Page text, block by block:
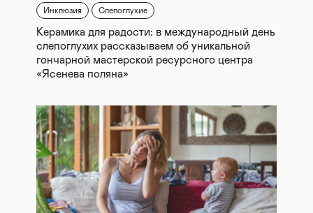
Инклюзия Слепоглухие
Керамика для радости: в международный день
слепоглухих рассказываем об уникальной
гончарной мастерской ресурсного центра
«Ясенева поляна»